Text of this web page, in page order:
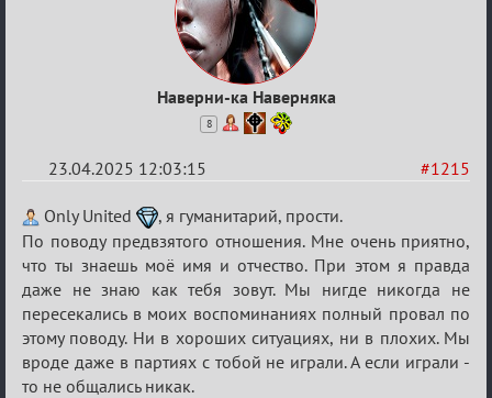
Наверни-ка Наверняка
8
#1215
23.04.2025 12:03:15
Re:
Разговоры
о
XIX
ТПК.
Only United
, я гуманитарий, прости.
По поводу предвзятого отношения. Мне очень приятно,
что ты знаешь моё имя и отчество. При этом я правда
даже не знаю как тебя зовут. Мы нигде никогда не
пересекались в моих воспоминаниях полный провал по
этому поводу. Ни в хороших ситуациях, ни в плохих. Мы
вроде даже в партиях с тобой не играли. А если играли -
то не общались никак.